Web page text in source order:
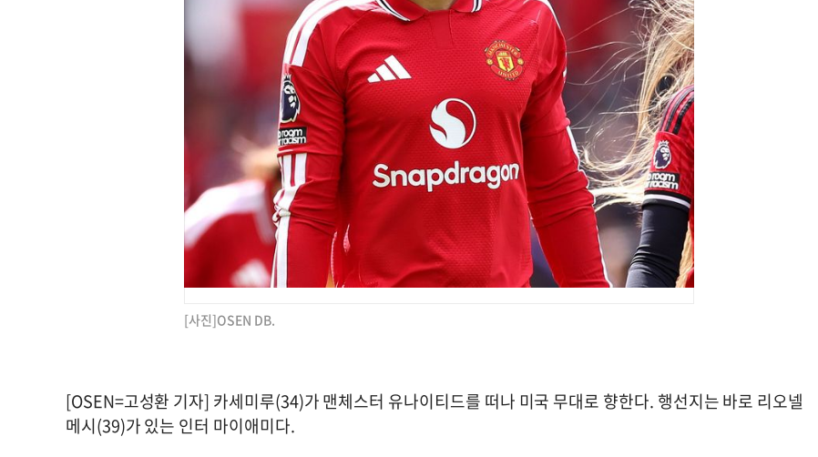
[사진]OSEN DB.
[OSEN=고성환 기자] 카세미루(34)가 맨체스터 유나이티드를 떠나 미국 무대로 향한다. 행선지는 바로 리오넬
메시(39)가 있는 인터 마이애미다.